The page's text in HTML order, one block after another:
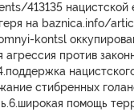
413135 нацистской
на baznica.info/
kontsl
агрессия против
стибренных
помощь